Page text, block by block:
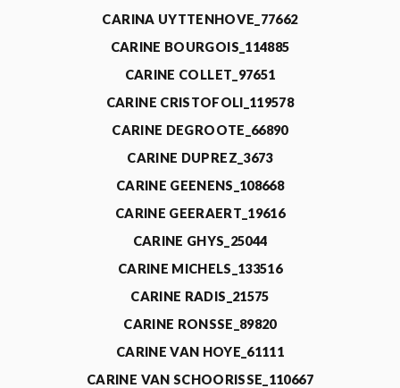
CARINA UYTTENHOVE_77662
CARINE BOURGOIS_114885
CARINE COLLET_97651
CARINE CRISTOFOLI_119578
CARINE DEGROOTE_66890
CARINE DUPREZ_3673
CARINE GEENENS_108668
CARINE GEERAERT_19616
CARINE GHYS_25044
CARINE MICHELS_133516
CARINE RADIS_21575
CARINE RONSSE_89820
CARINE VAN HOYE_61111
CARINE VAN SCHOORISSE_110667